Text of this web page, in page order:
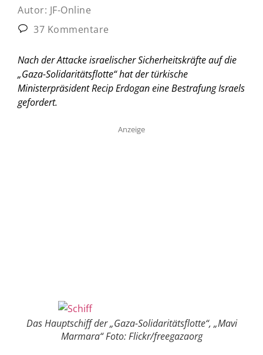
Autor: JF-Online
37 Kommentare
Nach der Attacke israelischer Sicherheitskräfte auf die
„Gaza-Solidaritätsflotte“ hat der türkische
Ministerpräsident Recip Erdogan eine Bestrafung Israels
gefordert.
Anzeige
Das Hauptschiff der „Gaza-Solidaritätsflotte“, „Mavi
Marmara“ Foto: Flickr/freegazaorg